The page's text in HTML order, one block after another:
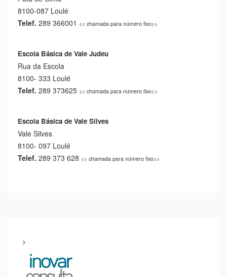
8100-087 Loulé
Telef. 289 366001 << chamada para número fixo>>
Escola Básica de Vale Judeu
Rua da Escola
8100- 333 Loulé
Telef. 289 373625 << chamada para número fixo>>
Escola Básica de Vale Silves
Vale Silves
8100- 097 Loulé
Telef. 289 373 628 << chamada para número fixo>>